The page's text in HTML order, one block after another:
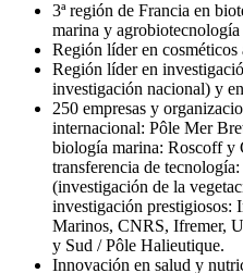
3ª región de Francia en
marina y agrobiotecnología
Región líder en cosméticos
Región líder en
investigación nacional) y
250 empresas y
internacional: Pôle Mer
biología marina: Roscoff y
transferencia de
(investigación de la
investigación prestigiosos:
Marinos, CNRS, Ifremer,
y Sud / Pôle Halieutique.
Innovación en salud y